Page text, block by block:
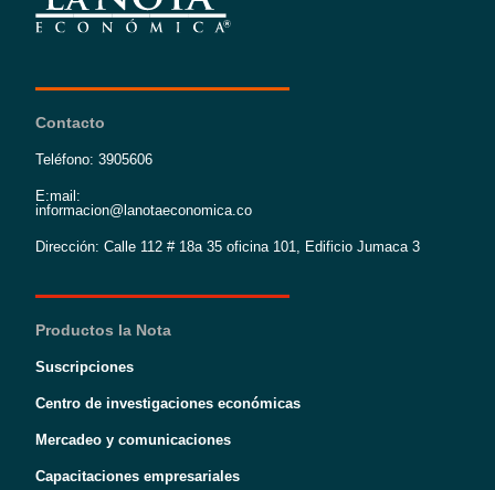
Contacto
Teléfono: 3905606
E:mail:
informacion@lanotaeconomica.co
Dirección: Calle 112 # 18a 35 oficina 101, Edificio Jumaca 3
Productos la Nota
Suscripciones
Centro de investigaciones económicas
Mercadeo y comunicaciones
Capacitaciones empresariales